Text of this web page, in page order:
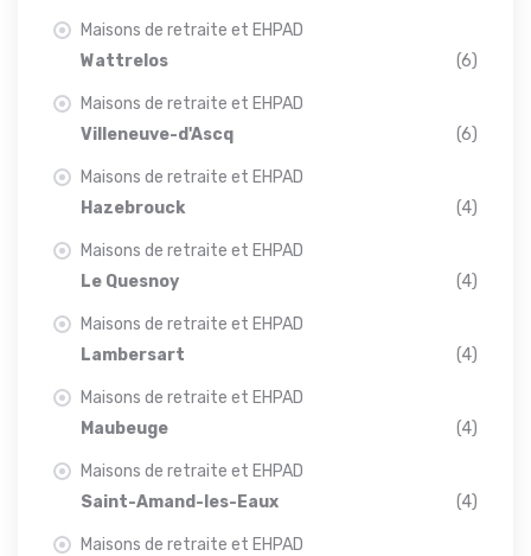
Maisons de retraite et EHPAD
Wattrelos
(6)
Maisons de retraite et EHPAD
Villeneuve-d'Ascq
(6)
Maisons de retraite et EHPAD
Hazebrouck
(4)
Maisons de retraite et EHPAD
Le Quesnoy
(4)
Maisons de retraite et EHPAD
Lambersart
(4)
Maisons de retraite et EHPAD
Maubeuge
(4)
Maisons de retraite et EHPAD
Saint-Amand-les-Eaux
(4)
Maisons de retraite et EHPAD